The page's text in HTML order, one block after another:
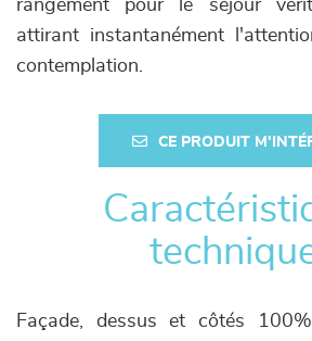
rangement pour le séjour
attirant instantanément
contemplation.
CE PRODUIT
Façade, dessus et côtés